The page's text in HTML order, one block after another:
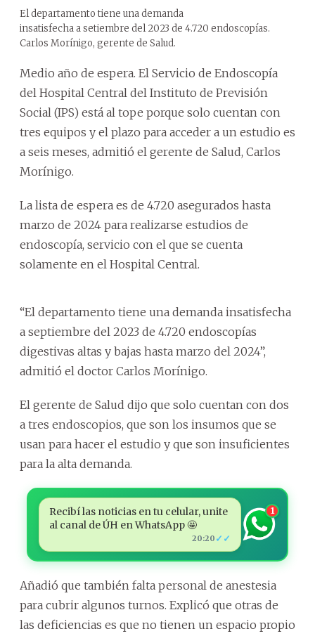
El departamento tiene una demanda
insatisfecha a setiembre del 2023 de 4.720 endoscopías.
Carlos Morínigo, gerente de Salud.
Medio año de espera. El Servicio de Endoscopía
del Hospital Central del Instituto de Previsión
Social (IPS) está al tope porque solo cuentan con
tres equipos y el plazo para acceder a un estudio es
a seis meses, admitió el gerente de Salud, Carlos
Morínigo.
La lista de espera es de 4.720 asegurados hasta
marzo de 2024 para realizarse estudios de
endoscopía, servicio con el que se cuenta
solamente en el Hospital Central.
“El departamento tiene una demanda insatisfecha
a septiembre del 2023 de 4.720 endoscopías
digestivas altas y bajas hasta marzo del 2024”,
admitió el doctor Carlos Morínigo.
El gerente de Salud dijo que solo cuentan con dos
a tres endoscopios, que son los insumos que se
usan para hacer el estudio y que son insuficientes
para la alta demanda.
Recibí las noticias en tu celular, unite
al canal de ÚH en WhatsApp 🤩
20:20 ✓✓
1
Añadió que también falta personal de anestesia
para cubrir algunos turnos. Explicó que otras de
las deficiencias es que no tienen un espacio propio